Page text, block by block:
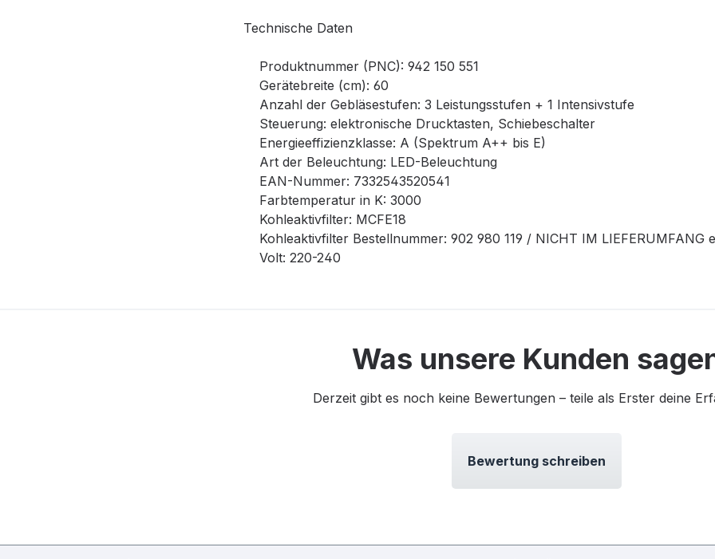
Technische Daten
Produktnummer (PNC): 942 150 551
Gerätebreite (cm): 60
Anzahl der Gebläsestufen: 3 Leistungsstufen + 1 Intensivstufe
Steuerung: elektronische Drucktasten, Schiebeschalter
Energieeffizienzklasse: A (Spektrum A++ bis E)
Art der Beleuchtung: LED-Beleuchtung
EAN-Nummer: 7332543520541
Farbtemperatur in K: 3000
Kohleaktivfilter: MCFE18
Kohleaktivfilter Bestellnummer: 902 980 119 / NICHT IM LIEFERUMFANG
Volt: 220-240
Was unsere Kunden
Derzeit gibt es noch keine Bewertungen – teile als Erster deine
Bewertung schreiben